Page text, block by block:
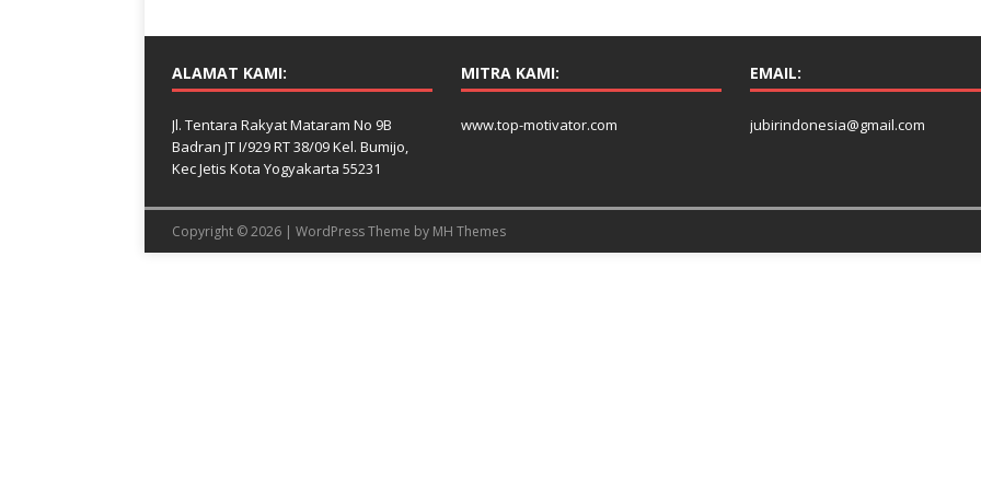
ALAMAT KAMI:
Jl. Tentara Rakyat Mataram No 9B
Badran JT I/929 RT 38/09 Kel. Bumijo,
Kec Jetis Kota Yogyakarta 55231
MITRA KAMI:
www.top-motivator.com
EMAIL:
jubirindonesia@gmail.com
Copyright © 2026 | WordPress Theme by MH Themes